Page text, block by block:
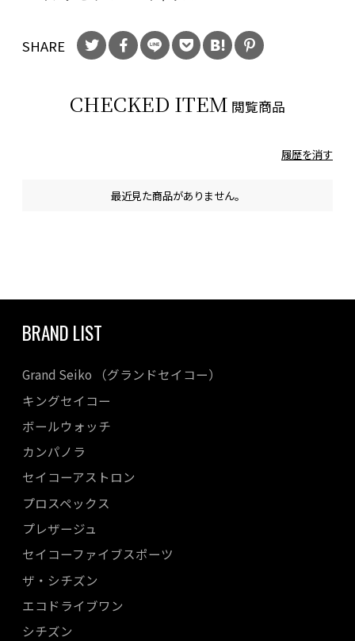
SHARE
CHECKED ITEM 閲覧商品
履歴を消す
最近見た商品がありません。
BRAND LIST
Grand Seiko （グランドセイコー）
キングセイコー
ボールウォッチ
カンパノラ
セイコーアストロン
プロスペックス
プレザージュ
セイコーファイブスポーツ
ザ・シチズン
エコドライブワン
シチズン